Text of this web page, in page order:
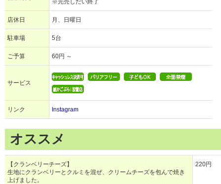
※完売しだい終了
店休日 月、日曜日
駐車場 5台
ご予算 60円 ～
サービス
リンク Instagram
オススメ
【クランベリーチーズ】
生地にクランベリーとクルミを混ぜ、クリームチーズを包んで焼き
上げました。
220円